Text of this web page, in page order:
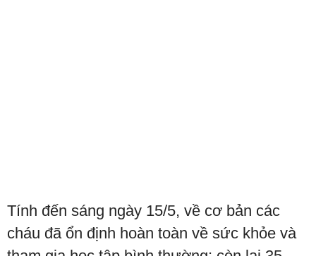
Tính đến sáng ngày 15/5, về cơ bản các
cháu đã ổn định hoàn toàn về sức khỏe và